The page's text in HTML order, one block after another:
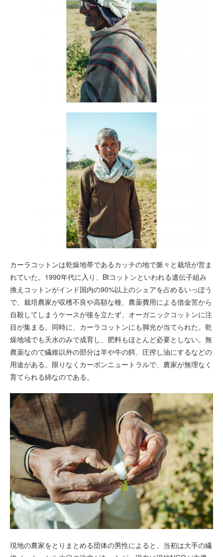
カーラコットンは乾燥地帯であるカッチの地で脈々と栽培が営ま
れていた。1990年代に入り、Btコットンといわれる遺伝子組み
換えコットンがインド国内の90%以上のシェアを占めるいっぽう
で、栽培農家が収穫不良や高額な種、農薬費用による借金苦から
自殺してしまうケースが後を立たず、オーガニックコットンに注
目が集まる。同時に、カーラコットンにも脚光が当てられた。乾
燥地域でも天水のみで成育し、肥料もほとんど必要としない。無
農薬なので繊維以外の部分は羊や牛の餌、圧搾し油にするなどの
用途がある。限りなくカーボンニュートラルで、農家が無理なく
育てられる綿なのである。
現地の農家をとりまとめる団体の男性によると、当初は大手の繊